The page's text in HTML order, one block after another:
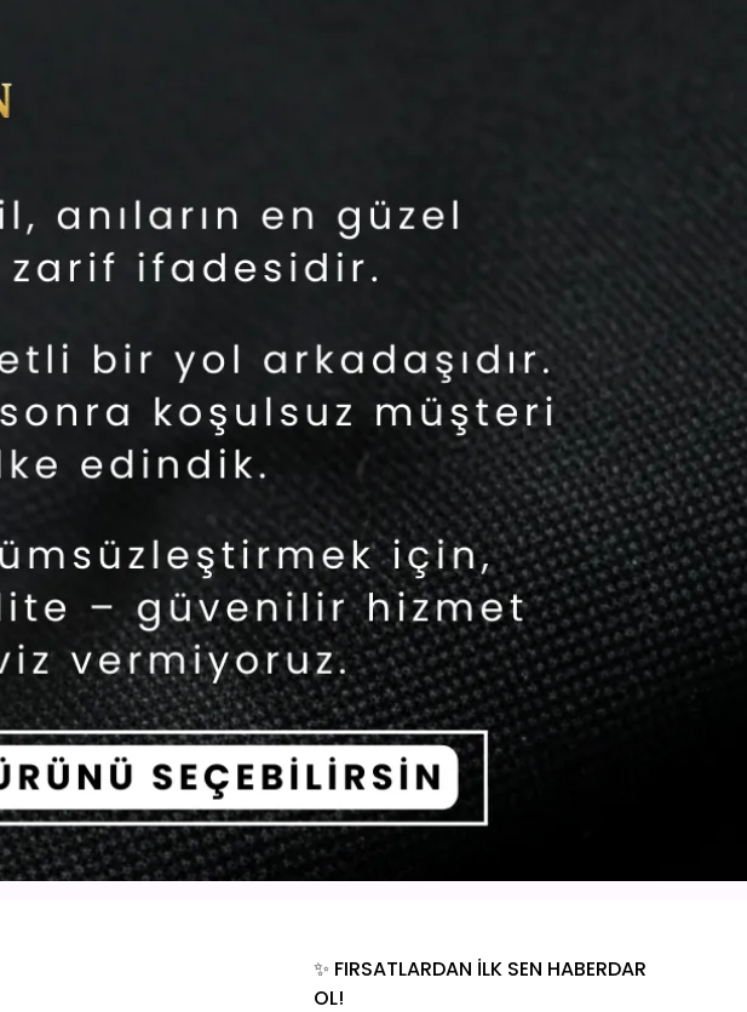
✨ FIRSATLARDAN İLK SEN HABERDAR
OL!